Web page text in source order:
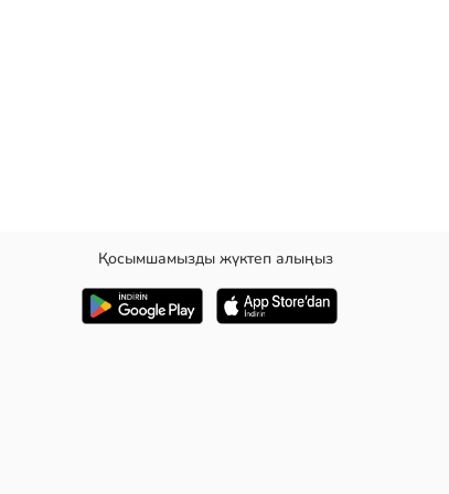
Қосымшамызды жүктеп алыңыз